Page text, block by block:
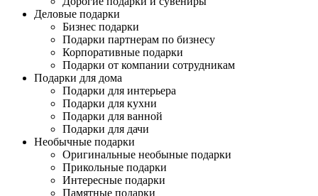
Деловые подарки
Бизнес подарки
Подарки партнерам по бизнесу
Корпоративные подарки
Подарки от компании сотрудникам
Подарки для дома
Подарки для интерьера
Подарки для кухни
Подарки для ванной
Подарки для дачи
Необычные подарки
Оригинальные необыные подарки
Прикольные подарки
Интересные подарки
Памятные подарки